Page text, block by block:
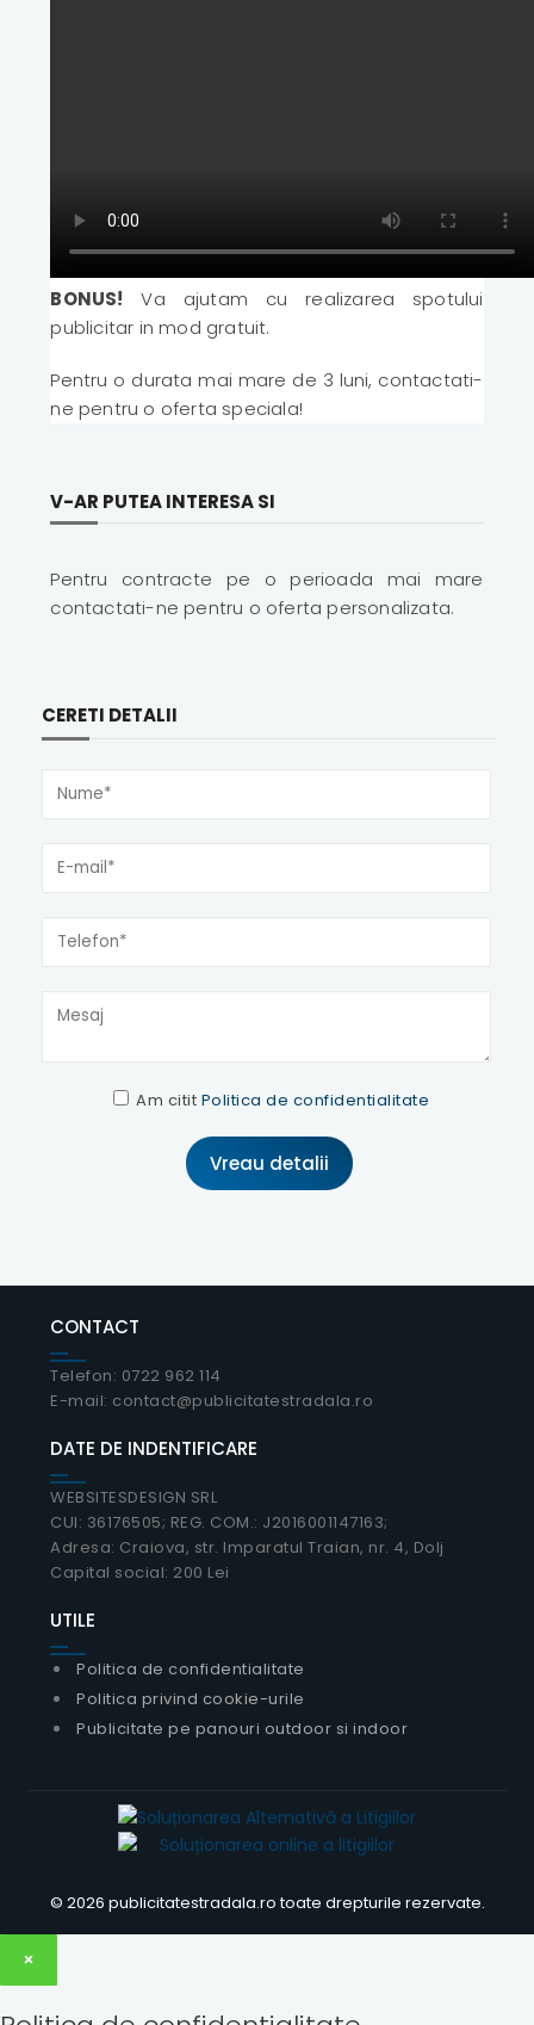
BONUS! Va ajutam cu realizarea spotului
publicitar in mod gratuit.
Pentru o durata mai mare de 3 luni, contactati-
ne pentru o oferta speciala!
V-AR PUTEA INTERESA SI
Pentru contracte pe o perioada mai mare
contactati-ne pentru o oferta personalizata.
CERETI DETALII
Am citit Politica de confidentialitate
CONTACT
Telefon: 0722 962 114
E-mail: contact@publicitatestradala.ro
DATE DE INDENTIFICARE
WEBSITESDESIGN SRL
CUI: 36176505; REG. COM.: J2016001147163;
Adresa: Craiova, str. Imparatul Traian, nr. 4, Dolj
Capital social: 200 Lei
UTILE
Politica de confidentialitate
Politica privind cookie-urile
Publicitate pe panouri outdoor si indoor
© 2026 publicitatestradala.ro toate drepturile rezervate.
×